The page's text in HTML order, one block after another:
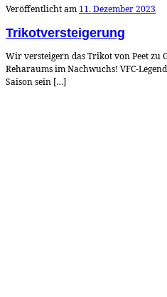
Veröffentlicht am 11. Dezember 2023
Trikotversteigerung
Wir versteigern das Trikot von Peet zu
Reharaums im Nachwuchs! VFC-
Saison sein […]